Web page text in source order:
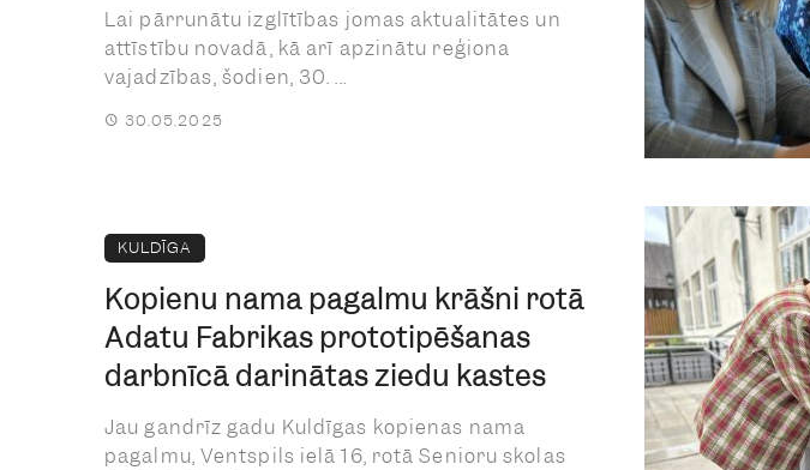
Lai pārrunātu izglītības jomas aktualitātes un
attīstību novadā, kā arī apzinātu reģiona
vajadzības, šodien, 30. ...
30.05.2025
KULDĪGA
Kopienu nama pagalmu krāšni rotā
Adatu Fabrikas prototipēšanas
darbnīcā darinātas ziedu kastes
Jau gandrīz gadu Kuldīgas kopienas nama
pagalmu, Ventspils ielā 16, rotā Senioru skolas